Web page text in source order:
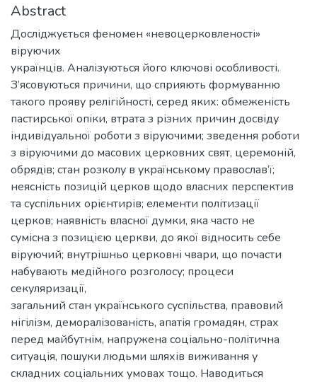
Abstract
Досліджується феномен «невоцерковленості»
віруючих
українців. Аналізуються його ключові особливості.
З’ясовуються причини, що сприяють формуванню
такого прояву релігійності, серед яких: обмеженість
пастирської опіки, втрата з різних причин досвіду
індивідуальної роботи з віруючими; зведення роботи
з віруючими до масових церковних свят, церемоній,
обрядів; стан розколу в українському православ’ї;
неясність позицій церков щодо власних перспектив
та суспільних орієнтирів; елементи політизації
церков; наявність власної думки, яка часто не
сумісна з позицією церкви, до якої відносить себе
віруючий; внутрішньо церковні чвари, що почасти
набувають медійного розголосу; процеси
секуляризації,
загальний стан українського суспільства, правовий
нігілізм, деморалізованість, апатія громадян, страх
перед майбутнім, напружена соціально-політична
ситуація, пошуки людьми шляхів виживання у
складних соціальних умовах тощо. Наводиться